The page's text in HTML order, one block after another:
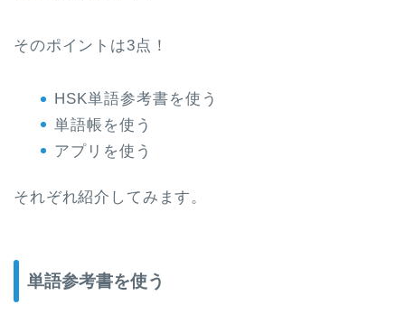
そのポイントは3点！
HSK単語参考書を使う
単語帳を使う
アプリを使う
それぞれ紹介してみます。
単語参考書を使う